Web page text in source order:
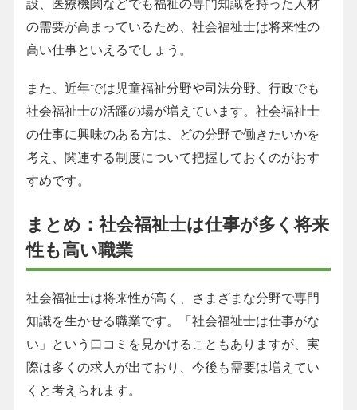
設、医療機関などでも福祉の専門知識を持った人材
の需要が高まっているため、社会福祉士は将来性の
高い仕事といえるでしょう。
また、近年では児童福祉分野や司法分野、行政でも
社会福祉士の活躍の場が増えています。社会福祉士
の仕事に興味のある方は、どの分野で働きたいかを
考え、関連する制度について把握しておくのがおす
すめです。
まとめ：社会福祉士は仕事が多く将来
性も高い職業
社会福祉士は将来性が高く、さまざまな分野で専門
知識を生かせる職業です。「社会福祉士は仕事がな
い」という口コミを見かけることもありますが、実
際は多くの求人が出ており、今後も需要は増えてい
くと考えられます。